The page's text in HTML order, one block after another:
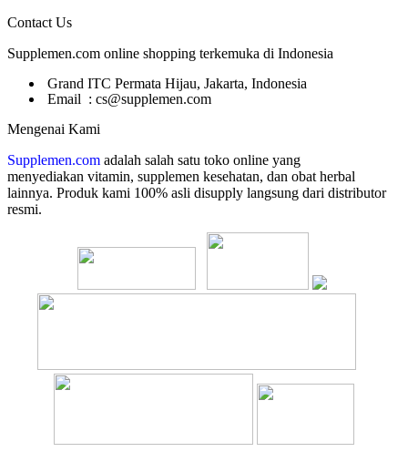
Contact Us
Supplemen.com online shopping terkemuka di Indonesia
Grand ITC Permata Hijau, Jakarta, Indonesia
Email : cs@supplemen.com
Mengenai Kami
Supplemen.com adalah salah satu toko online yang
menyediakan vitamin, supplemen kesehatan, dan obat herbal
lainnya. Produk kami 100% asli disupply langsung dari distributor
resmi.